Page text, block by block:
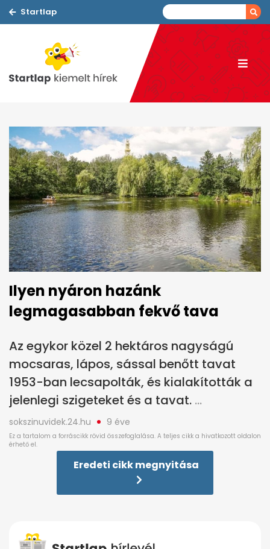
Startlap
Ilyen nyáron hazánk
legmagasabban fekvő tava
Az egykor közel 2 hektáros nagyságú
mocsaras, lápos, sással benőtt tavat
1953-ban lecsapolták, és kialakították a
jelenlegi szigeteket és a tavat.
sokszinuvidek.24.hu 9 éve
Eredeti cikk megnyitása